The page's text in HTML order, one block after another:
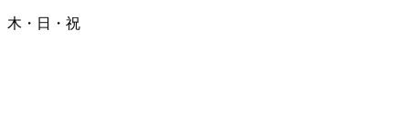
木・日・祝